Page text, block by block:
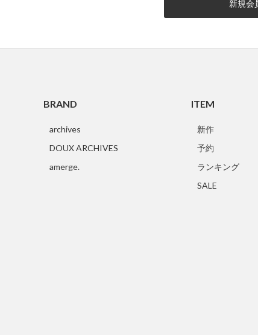
BRAND
archives
DOUX ARCHIVES
amerge.
ITEM
新作
予約
ランキング
SALE